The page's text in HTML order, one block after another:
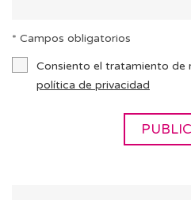
* Campos obligatorios
Consiento el tratamiento de
política de privacidad